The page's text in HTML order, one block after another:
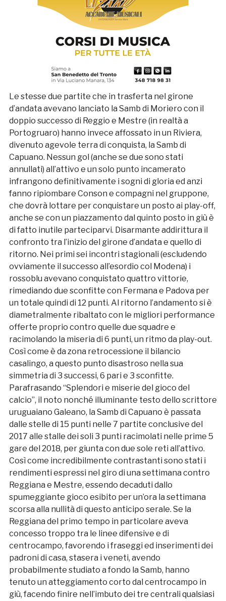
Le stesse due partite che in trasferta nel girone
d’andata avevano lanciato la Samb di Moriero con il
doppio successo di Reggio e Mestre (in realtà a
Portogruaro) hanno invece affossato in un Riviera,
divenuto agevole terra di conquista, la Samb di
Capuano. Nessun gol (anche se due sono stati
annullati) all’attivo e un solo punto incamerato
infrangono definitivamente i sogni di gloria ed anzi
fanno ripiombare Conson e compagni nel gruppone,
che dovrà lottare per conquistare un posto ai play-off,
anche se con un piazzamento dal quinto posto in giù è
di fatto inutile parteciparvi. Disarmante addirittura il
confronto tra l’inizio del girone d’andata e quello di
ritorno. Nei primi sei incontri stagionali (escludendo
ovviamente il successo all’esordio col Modena) i
rossoblu avevano conquistato quattro vittorie,
rimediando due sconfitte con Fermana e Padova per
un totale quindi di 12 punti. Al ritorno l’andamento si è
diametralmente ribaltato con le migliori performance
offerte proprio contro quelle due squadre e
racimolando la miseria di 6 punti, un ritmo da play-out.
Così come è da zona retrocessione il bilancio
casalingo, a questo punto disastroso nella sua
simmetria di 3 successi, 6 pari e 3 sconfitte.
Parafrasando “Splendori e miserie del gioco del
calcio”, il noto nonché illuminante testo dello scrittore
uruguaiano Galeano, la Samb di Capuano è passata
dalle stelle di 15 punti nelle 7 partite conclusive del
2017 alle stalle dei soli 3 punti racimolati nelle prime 5
gare del 2018, per giunta con due sole reti all’attivo.
Così come incredibilmente contrastanti sono stati i
rendimenti espressi nel giro di una settimana contro
Reggiana e Mestre, essendo decaduti dallo
spumeggiante gioco esibito per un’ora la settimana
scorsa alla nullità di questo anticipo serale. Se la
Reggiana del primo tempo in particolare aveva
concesso troppo tra le linee difensive e di
centrocampo, favorendo i fraseggi ed inserimenti dei
padroni di casa, stasera i veneti, avendo
probabilmente studiato a fondo la Samb, hanno
tenuto un atteggiamento corto dal centrocampo in
giù, facendo finire nell’imbuto dei tre centrali qualsiasi